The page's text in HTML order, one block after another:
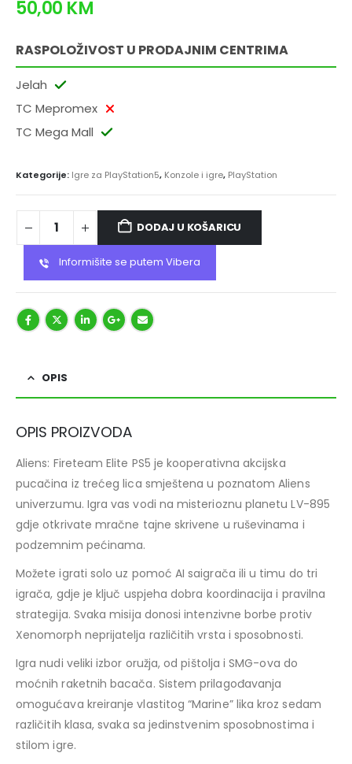
50,00 KM
RASPOLOŽIVOST U PRODAJNIM CENTRIMA
Jelah
TC Mepromex
TC Mega Mall
Kategorije: Igre za PlayStation5, Konzole i igre, PlayStation
DODAJ U KOŠARICU
Informišite se putem Vibera
OPIS
OPIS PROIZVODA
Aliens: Fireteam Elite PS5 je kooperativna akcijska
pucačina iz trećeg lica smještena u poznatom Aliens
univerzumu. Igra vas vodi na misterioznu planetu LV-895
gdje otkrivate mračne tajne skrivene u ruševinama i
podzemnim pećinama.
Možete igrati solo uz pomoć AI saigrača ili u timu do tri
igrača, gdje je ključ uspjeha dobra koordinacija i pravilna
strategija. Svaka misija donosi intenzivne borbe protiv
Xenomorph neprijatelja različitih vrsta i sposobnosti.
Igra nudi veliki izbor oružja, od pištolja i SMG-ova do
moćnih raketnih bacača. Sistem prilagođavanja
omogućava kreiranje vlastitog “Marine” lika kroz sedam
različitih klasa, svaka sa jedinstvenim sposobnostima i
stilom igre.